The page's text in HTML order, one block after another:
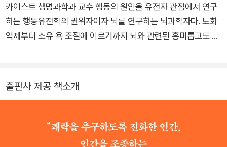
년 차세대 리더 100인에 선정되었다. tvN <유 퀴즈 온 더 블록>,
KBS <생로병사의 비밀> 등에 출연하여 대중에게 지식을 쉽게
전하는 데도 노력하고 있다.
카이스트 생명과학과 교수 행동의 원인을 유전자 관점에서 연구
하는 행동유전학의 권위자이자 뇌를 연구하는 뇌과학자다. 노화
억제부터 소유 욕 조절에 이르기까지 뇌와 관련된 흥미롭고도 실
전학회 젊은과학자상, 한미과학자협회 회장상, 카이스트 우수연
구상, 3・1문화상 등을 수상하였으며 뇌질환 정복을 목표로 하는
게 유익한 강의를 펼쳐 3회 연속 카이스트 우수강의상을 받았다.
대중에게 과학의 즐거움을 쉽고 흥미롭게 알리는 데 힘쓰면서 tv
출판사 제공 책소개